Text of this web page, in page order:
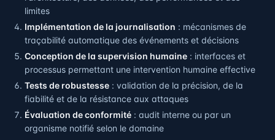
limites
Implémentation de la journalisation : mécanismes de
traçabilité automatique des événements et décisions
Conception de la supervision humaine : interfaces et
processus permettant une intervention humaine effective
Tests de robustesse : validation de la précision, de la
fiabilité et de la résistance aux attaques
Évaluation de conformité : audit interne ou par un
organisme notifié selon le domaine